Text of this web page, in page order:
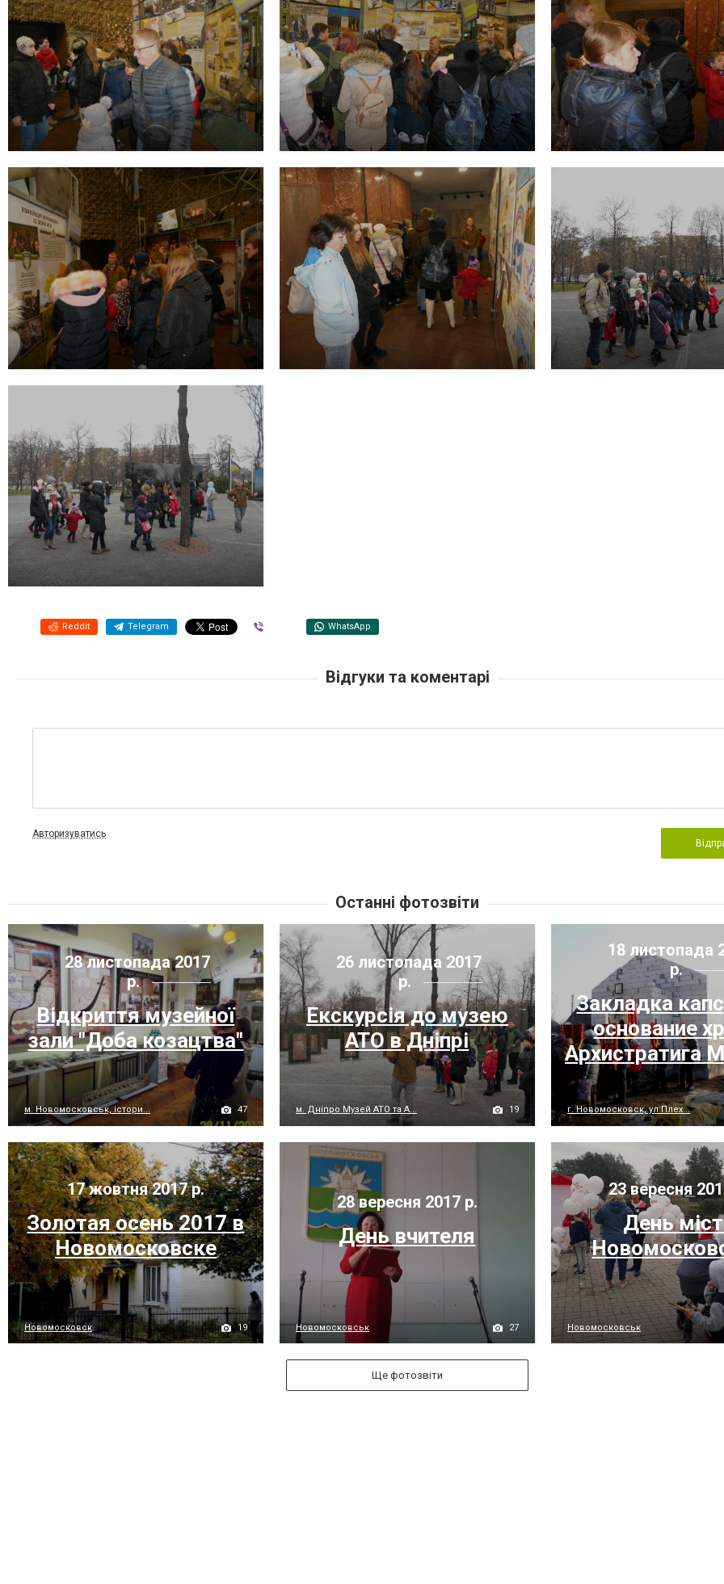
Reddit Telegram WhatsApp
Відгуки та коментарі
Авторизуватись
Останні фотозвіти
28 листопада 2017
р.
Відкриття музейної
зали "Доба козацтва"
м. Новомосковськ, істори... 47
26 листопада 2017
р.
Екскурсія до музею
АТО в Дніпрі
м. Дніпро Музей АТО та А... 19
18 листопада
р.
Закладка
основание
Архистратига
г. Новомосковск, ул Плех...
17 жовтня 2017 р.
Золотая осень 2017 в
Новомосковске
Новомосковск 19
28 вересня 2017 р.
День вчителя
Новомосковськ 27
23 вересня
День
Новомосковськ
Ще фотозвіти